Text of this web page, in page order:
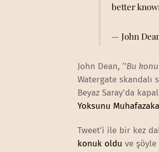
better
— John
John Dean, ‘’Bu
Watergate skandalı
Beyaz Saray’da
Yoksunu
Tweet’i ile bir kez
konuk oldu ve